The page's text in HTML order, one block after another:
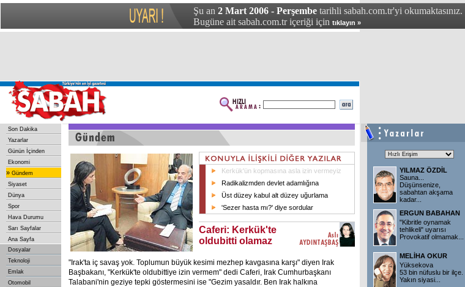
Şu an 2 Mart 2006 - Perşembe tarihli sabah.com.tr'yi okumaktasınız.
Bugüne ait sabah.com.tr içeriği için tıklayın »
Son Dakika
Yazarlar
Günün İçinden
Ekonomi
» Gündem
Siyaset
Dünya
Spor
Hava Durumu
Sarı Sayfalar
Ana Sayfa
Dosyalar
Teknoloji
Emlak
Otomobil
Kerkük'ün kopmasına asla izin vermeyiz
Radikalizmden devlet adamlığına
Üst düzey kabul alt düzey uğurlama
'Sezer hasta mı?' diye sordular
Caferi: Kerkük'te
oldubitti olamaz
"Irak'ta iç savaş yok. Toplumun büyük kesimi mezhep kavgasına karşı" diyen Irak
Başbakanı, "Kerkük'te oldubittiye izin vermem" dedi Caferi, Irak Cumhurbaşkanı
Talabani'nin geziye tepki göstermesini ise "Gezim yasaldır. Ben Irak halkına
YILMAZ ÖZDİL
Sauna...
Düşünsenize,
sabahtan akşama
kadar...
ERGUN BABAHAN
"Kibritle oynamak
tehlikeli" uyarısı
Provokatif olmamak...
MELİHA OKUR
Yüksekova
53 bin nüfuslu bir ilçe.
Yakın siyasi...